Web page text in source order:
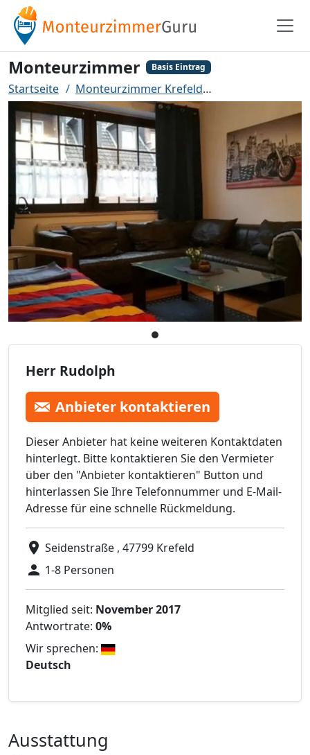
Monteurzimmer Basis Eintrag
Startseite Monteurzimmer Krefeld
Herr Rudolph
Anbieter kontaktieren
Dieser Anbieter hat keine weiteren Kontaktdaten
hinterlegt. Bitte kontaktieren Sie den Vermieter
über den "Anbieter kontaktieren" Button und
hinterlassen Sie Ihre Telefonnummer und E-Mail-
Adresse für eine schnelle Rückmeldung.
Seidenstraße , 47799 Krefeld
1-8 Personen
Mitglied seit: November 2017
Antwortrate: 0%
Wir sprechen:
Deutsch
Ausstattung